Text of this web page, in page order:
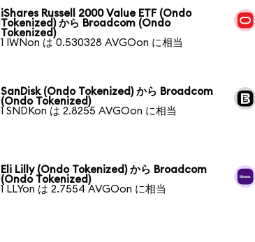
iShares Russell 2000 Value ETF (Ondo
Tokenized) から Broadcom (Ondo
Tokenized)
1 IWNon は 0.530328 AVGOon に相当
SanDisk (Ondo Tokenized) から Broadcom
(Ondo Tokenized)
1 SNDKon は 2.8255 AVGOon に相当
Eli Lilly (Ondo Tokenized) から Broadcom
(Ondo Tokenized)
1 LLYon は 2.7554 AVGOon に相当